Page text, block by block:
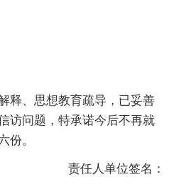
释、思想教育疏导，已妥善
访问题，特承诺今后不再就
份。
责任人单位签名：